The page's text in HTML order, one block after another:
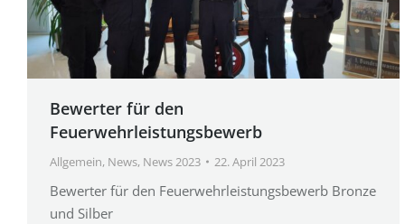
Bewerter für den
Feuerwehrleistungsbewerb
Allgemein, News, News 2023 22. April 2023
Bewerter für den Feuerwehrleistungsbewerb Bronze
und Silber